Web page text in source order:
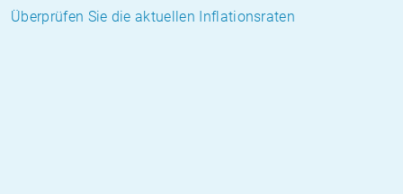
Überprüfen Sie die aktuellen Inflationsraten